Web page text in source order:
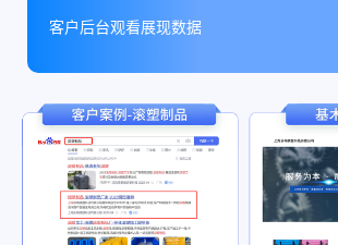
客户后台观看展现数据